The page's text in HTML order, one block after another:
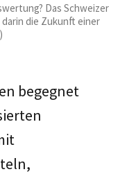
Das Schweizer
die Zukunft einer
begegnet